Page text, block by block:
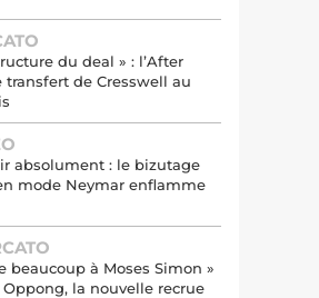
du deal » : l’After
transfert de Cresswell au
absolument : le bizutage
mode Neymar enflamme
beaucoup à Moses Simon »
la nouvelle recrue